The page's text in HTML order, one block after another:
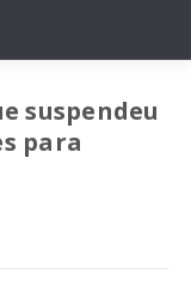
suspendeu
para